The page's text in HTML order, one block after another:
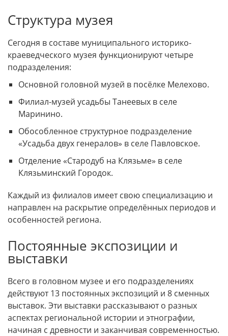
Структура музея
Сегодня в составе муниципального историко-
краеведческого музея функционируют четыре
подразделения:
Основной головной музей в посёлке Мелехово.
Филиал-музей усадьбы Танеевых в селе
Маринино.
Обособленное структурное подразделение
«Усадьба двух генералов» в селе Павловское.
Отделение «Стародуб на Клязьме» в селе
Клязьминский Городок.
Каждый из филиалов имеет свою специализацию и
направлен на раскрытие определённых периодов и
особенностей региона.
Постоянные экспозиции и
выставки
Всего в головном музее и его подразделениях
действуют 13 постоянных экспозиций и 8 сменных
выставок. Эти выставки рассказывают о разных
аспектах региональной истории и этнографии,
начиная с древности и заканчивая современностью.